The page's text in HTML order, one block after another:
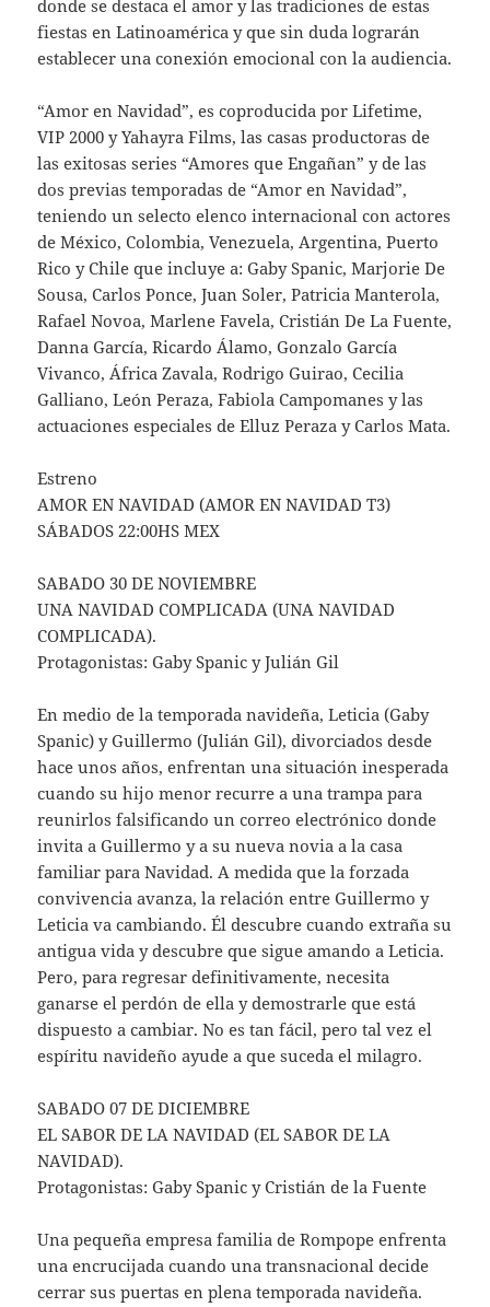
donde se destaca el amor y las tradiciones de estas
fiestas en Latinoamérica y que sin duda lograrán
establecer una conexión emocional con la audiencia.
“Amor en Navidad”, es coproducida por Lifetime,
VIP 2000 y Yahayra Films, las casas productoras de
las exitosas series “Amores que Engañan” y de las
dos previas temporadas de “Amor en Navidad”,
teniendo un selecto elenco internacional con actores
de México, Colombia, Venezuela, Argentina, Puerto
Rico y Chile que incluye a: Gaby Spanic, Marjorie De
Sousa, Carlos Ponce, Juan Soler, Patricia Manterola,
Rafael Novoa, Marlene Favela, Cristián De La Fuente,
Danna García, Ricardo Álamo, Gonzalo García
Vivanco, África Zavala, Rodrigo Guirao, Cecilia
Galliano, León Peraza, Fabiola Campomanes y las
actuaciones especiales de Elluz Peraza y Carlos Mata.
Estreno
AMOR EN NAVIDAD (AMOR EN NAVIDAD T3)
SÁBADOS 22:00HS MEX
SABADO 30 DE NOVIEMBRE
UNA NAVIDAD COMPLICADA (UNA NAVIDAD
COMPLICADA).
Protagonistas: Gaby Spanic y Julián Gil
En medio de la temporada navideña, Leticia (Gaby
Spanic) y Guillermo (Julián Gil), divorciados desde
hace unos años, enfrentan una situación inesperada
cuando su hijo menor recurre a una trampa para
reunirlos falsificando un correo electrónico donde
invita a Guillermo y a su nueva novia a la casa
familiar para Navidad. A medida que la forzada
convivencia avanza, la relación entre Guillermo y
Leticia va cambiando. Él descubre cuando extraña su
antigua vida y descubre que sigue amando a Leticia.
Pero, para regresar definitivamente, necesita
ganarse el perdón de ella y demostrarle que está
dispuesto a cambiar. No es tan fácil, pero tal vez el
espíritu navideño ayude a que suceda el milagro.​
SABADO 07 DE DICIEMBRE
EL SABOR DE LA NAVIDAD (EL SABOR DE LA
NAVIDAD).
Protagonistas: Gaby Spanic y Cristián de la Fuente
Una pequeña empresa familia de Rompope enfrenta
una encrucijada cuando una transnacional decide
cerrar sus puertas en plena temporada navideña.